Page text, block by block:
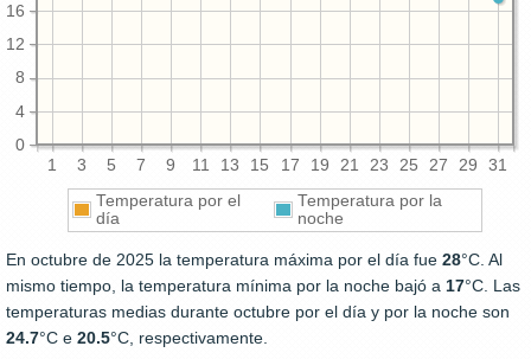
1 3 5 7 9 11 13 15 17 19 21 23 25 27 29 31
0
4
8
12
16
Temperatura por el
día
Temperatura por la
noche
En octubre de 2025 la temperatura máxima por el día fue 28°C. Al
mismo tiempo, la temperatura mínima por la noche bajó a 17°C. Las
temperaturas medias durante octubre por el día y por la noche son
24.7°C e 20.5°C, respectivamente.